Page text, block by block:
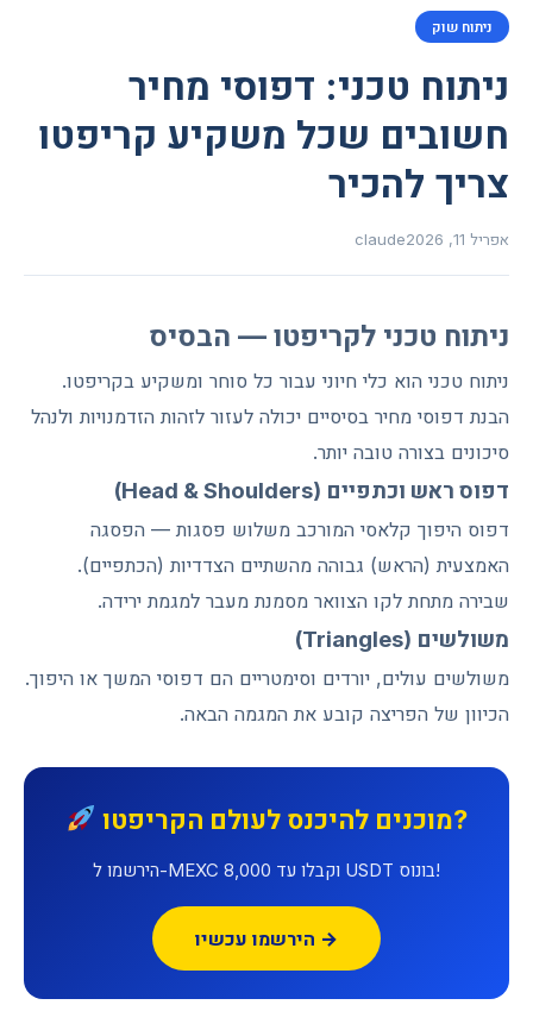
ניתוח שוק
ניתוח טכני: דפוסי מחיר
חשובים שכל משקיע קריפטו
צריך להכיר
אפריל 11, 2026 claude
ניתוח טכני לקריפטו — הבסיס
ניתוח טכני הוא כלי חיוני עבור כל סוחר ומשקיע בקריפטו.
הבנת דפוסי מחיר בסיסיים יכולה לעזור לזהות הזדמנויות ולנהל
סיכונים בצורה טובה יותר.
דפוס ראש וכתפיים (Head & Shoulders)
דפוס היפוך קלאסי המורכב משלוש פסגות — הפסגה
האמצעית (הראש) גבוהה מהשתיים הצדדיות (הכתפיים).
שבירה מתחת לקו הצוואר מסמנת מעבר למגמת ירידה.
משולשים (Triangles)
משולשים עולים, יורדים וסימטריים הם דפוסי המשך או היפוך.
הכיוון של הפריצה קובע את המגמה הבאה.
מוכנים להיכנס לעולם הקריפטו?
הירשמו ל-MEXC וקבלו עד 8,000 USDT בונוס!
הירשמו עכשיו →